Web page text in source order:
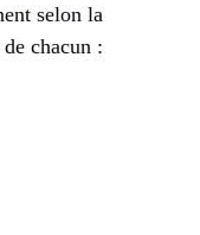
selon la
chacun :